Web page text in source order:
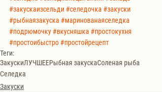
#закускаизсельди#селедочка #закуски
#рыбнаязакуска #маринованаяселедка
#подрюмочку#вкусняшка #простокухня
#простоибыстро#простойрецепт
Теги:
ЗакускиЛУЧШЕЕРыбная закускаСоленая рыба
Селедка
Закуски